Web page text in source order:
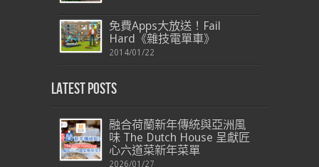
免費Apps大放送！Fail
Hard《雜技電單車》
2014/01/22
Latest Posts
融合荷蘭新年傳統與亞洲風
味 The Dutch House 呈獻匠
心六道菜新年菜單
2026/01/27